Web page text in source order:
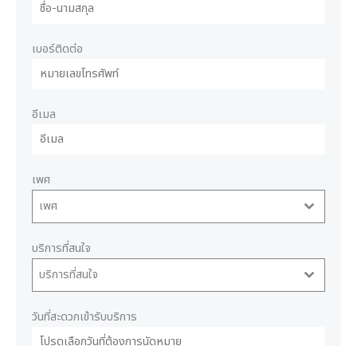
เบอร์ติดต่อ
อีเมล
เพศ
เพศ
บริการที่สนใจ
บริการที่สนใจ
วันที่สะดวกเข้ารับบริการ